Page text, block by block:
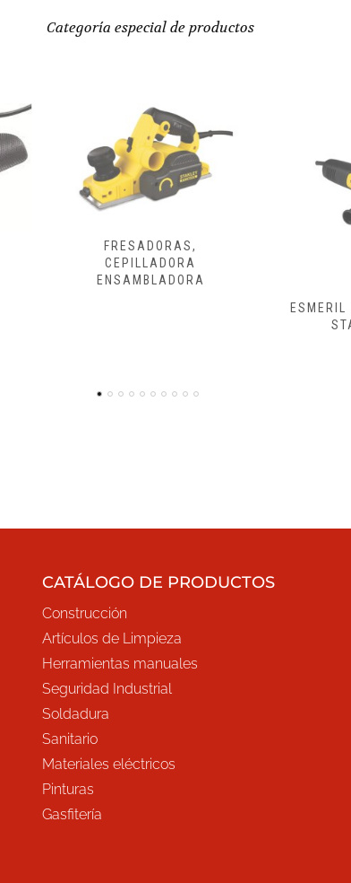
Categoría especial de productos
DE
CATÁLOGO DE PRODUCTOS
Construcción
Artículos de Limpieza
Herramientas manuales
Seguridad Industrial
Soldadura
Sanitario
Materiales eléctricos
Pinturas
Gasfitería